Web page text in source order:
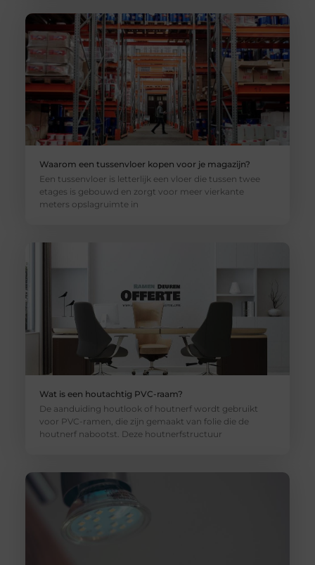
Waarom een tussenvloer kopen voor je magazijn?
Een tussenvloer is letterlijk een vloer die tussen twee
etages is gebouwd en zorgt voor meer vierkante
meters opslagruimte in
Wat is een houtachtig PVC-raam?
De aanduiding houtlook of houtnerf wordt gebruikt
voor PVC-ramen, die zijn gemaakt van folie die de
houtnerf nabootst. Deze houtnerfstructuur